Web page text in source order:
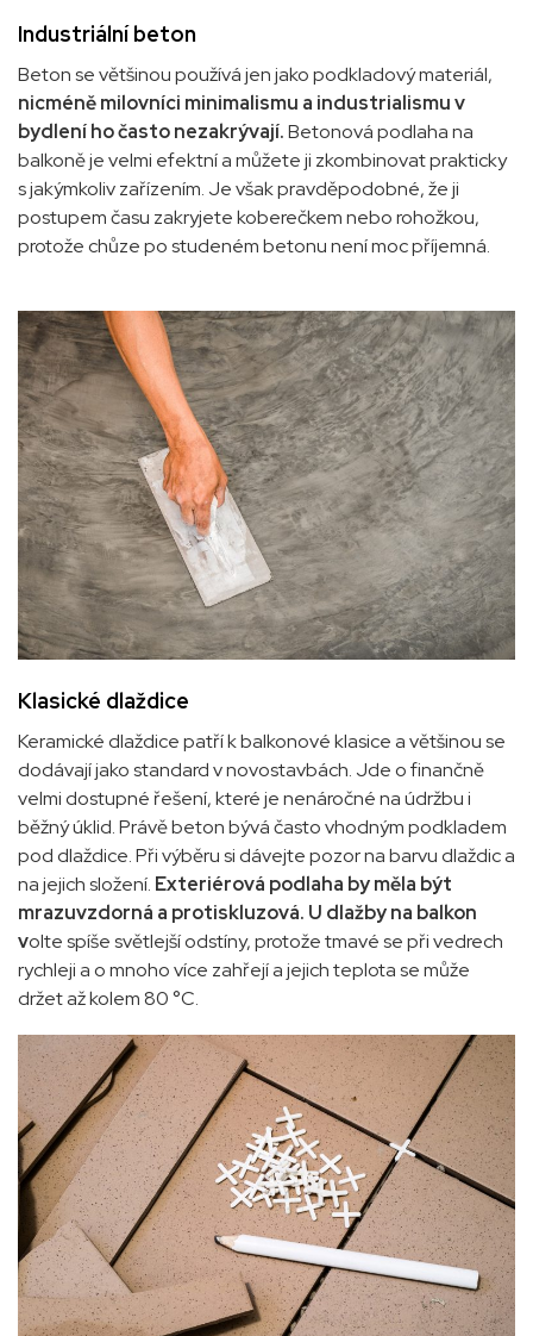
Industriální beton
Beton se většinou používá jen jako podkladový materiál,
nicméně milovníci minimalismu a industrialismu v
bydlení ho často nezakrývají.Betonová podlaha na
balkoně je velmi efektní a můžete ji zkombinovat prakticky
s jakýmkoliv zařízením. Je však pravděpodobné, že ji
postupem času zakryjete koberečkem nebo rohožkou,
protože chůze po studeném betonu není moc příjemná.
Klasické dlaždice
Keramické dlaždice patří k balkonové klasice a většinou se
dodávají jako standard v novostavbách. Jde o finančně
velmi dostupné řešení, které je nenáročné na údržbu i
běžný úklid. Právě beton bývá často vhodným podkladem
pod dlaždice. Při výběru si dávejte pozor na barvu dlaždic a
na jejich složení. Exteriérová podlaha by měla být
mrazuvzdorná a protiskluzová. U dlažby na balkon
volte spíše světlejší odstíny, protože tmavé se při vedrech
rychleji a o mnoho více zahřejí a jejich teplota se může
držet až kolem 80 °C.